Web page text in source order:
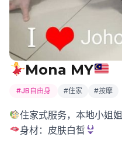
Mona MY
#JB自由身 #住家 #按摩
住家式服务，本地小姐姐
身材：皮肤白皙